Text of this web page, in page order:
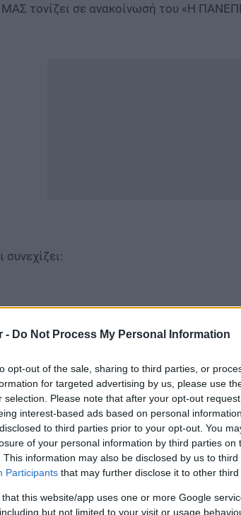
- Do Not Process My Personal Information
opt-out of the sale, sharing to third parties, or
for targeted advertising by us, please use
selection. Please note that after your opt-out
interest-based ads based on personal
to third parties prior to your opt-out. You
of your personal information by third parties on
This information may also be disclosed by us to
Participants that may further disclose it to other third
that this website/app uses one or more Google
but not limited to your visit or usage
τονίζει σε ανακοίνωσή του «Η
συνεχίζει:
να δυναμώσει η οργάνωση, η